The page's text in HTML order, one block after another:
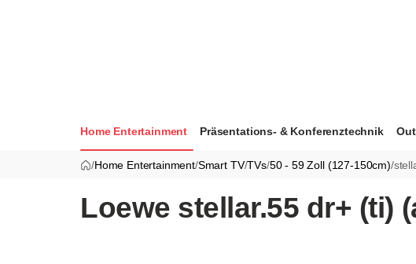
Home Entertainment Präsentations- & Konferenztechnik
/Home Entertainment/Smart TV/TVs/50 - 59 Zoll (127-150cm)/
Loewe stellar.55 dr+ (ti)